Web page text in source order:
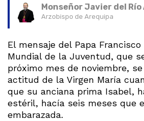
Monseñor Javier del Río
Arzobispo de Arequipa
El mensaje del Papa
Mundial de la Juventud, que
próximo mes de noviembre,
actitud de la Virgen María
que su anciana prima Isabel,
estéril, hacía seis meses que
embarazada.